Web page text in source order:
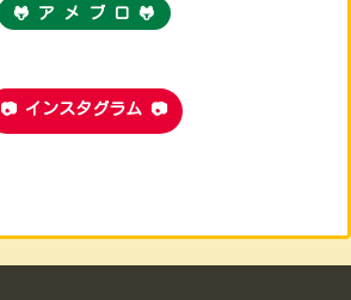
🐸 ア メ ブ ロ 🐸
📷 インスタグラム 📷